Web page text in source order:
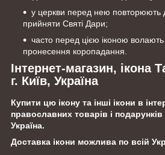
у церкви перед нею повторюють
прийняти Святі Дари;
часто перед цією іконою
пронесення коропадання.
Інтернет-магазин, ікона
г. Київ, Україна
Купити цю ікону та інші ікони в
православних товарів і
Україна.
Доставка ікони можлива по всій